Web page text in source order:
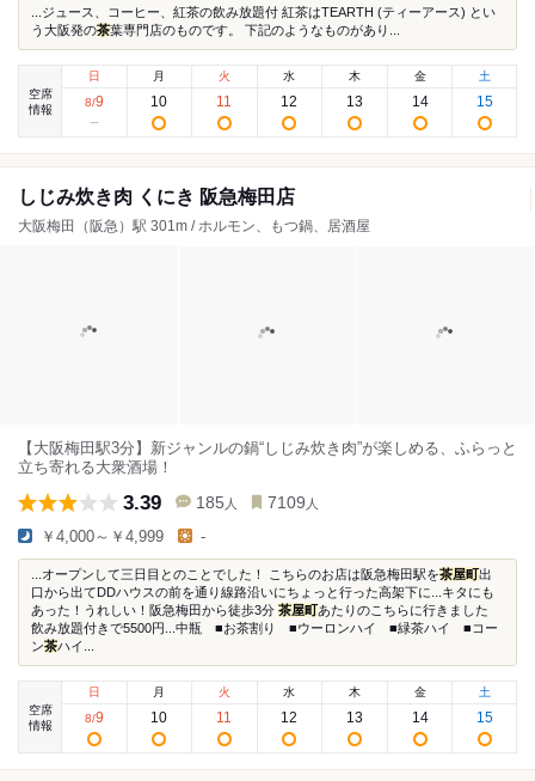
...ジュース、コーヒー、紅茶の飲み放題付 紅茶はTEARTH (ティーアース) とい
う大阪発の茶葉専門店のものです。 下記のようなものがあり...
空席
情報
日
8/9
月
10
火
11
水
12
木
13
金
14
土
15
しじみ炊き肉 くにき 阪急梅田店
大阪梅田（阪急）駅 301m / ホルモン、もつ鍋、居酒屋
【大阪梅田駅3分】新ジャンルの鍋“しじみ炊き肉”が楽しめる、ふらっと
立ち寄れる大衆酒場！
3.39 185 人 7109 人
￥4,000～￥4,999 -
...オープンして三日目とのことでした！ こちらのお店は阪急梅田駅を茶屋町出
口から出てDDハウスの前を通り線路沿いにちょっと行った高架下に...キタにも
あった！うれしい！阪急梅田から徒歩3分 茶屋町あたりのこちらに行きました
飲み放題付きで5500円...中瓶 ■お茶割り ■ウーロンハイ ■緑茶ハイ ■コー
ン茶ハイ...
空席
情報
日
8/9
月
10
火
11
水
12
木
13
金
14
土
15